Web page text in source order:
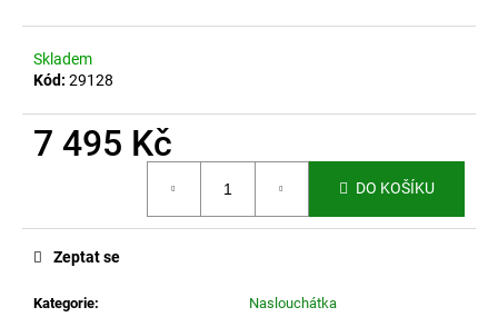
Skladem
Kód: 29128
7 495 Kč
DO KOŠÍKU
Kategorie: Naslouchátka
Zeptat se
r
u
u
PŘÍSLUŠENSTVÍ
NÁVLEK